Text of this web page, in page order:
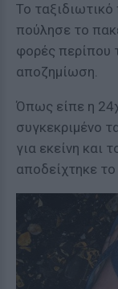
Το
πούλησε το
φορές περίπου
αποζημίωση.
Όπως είπε η
συγκεκριμένο
για εκείνη και
αποδείχτηκε